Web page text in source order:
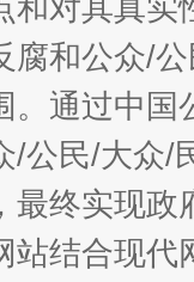
和对其真实
腐和公众/
。通过中
/公民/大众/
最终实现
站结合现